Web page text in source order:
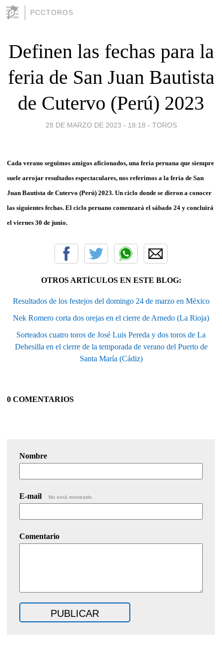
PCCTOROS
Definen las fechas para la
feria de San Juan Bautista
de Cutervo (Perú) 2023
28 DE MARZO DE 2023 - 18:18 - TOROS
Cada verano seguimos amigos aficionados, una feria peruana que siempre
suele arrojar resultados espectaculares, nos referimos a la feria de San
Juan Bautista de Cutervo (Perú) 2023. Un ciclo donde se dieron a conocer
las siguientes fechas. El ciclo peruano comenzará el sábado 24 y concluirá
el viernes 30 de junio.
OTROS ARTÍCULOS EN ESTE BLOG:
Resultados de los festejos del domingo 24 de marzo en México
Nek Romero corta dos orejas en el cierre de Arnedo (La Rioja)
Sorteados cuatro toros de José Luis Pereda y dos toros de La
Dehesilla en el cierre de la temporada de verano del Puerto de
Santa María (Cádiz)
0 COMENTARIOS
Nombre
E-mail No será mostrado.
Comentario